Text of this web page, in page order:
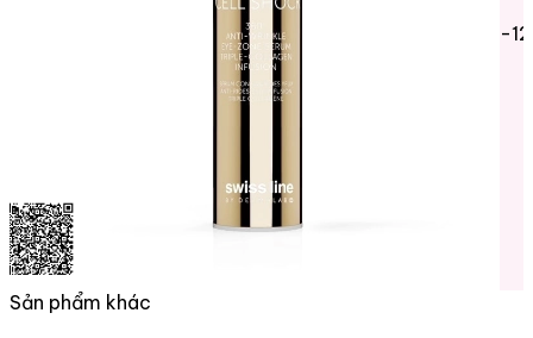
-
Sản phẩm khác